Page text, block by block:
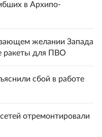
в Архипо-
желании Запада
ракеты для ПВО
сбой в работе
отремонтировали